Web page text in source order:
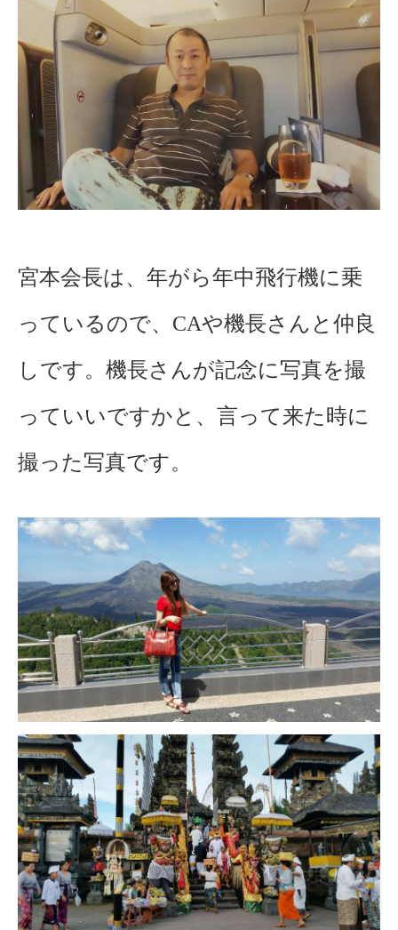
宮本会長は、年がら年中飛行機に乗
っているので、CAや機長さんと仲良
しです。機長さんが記念に写真を撮
っていいですかと、言って来た時に
撮った写真です。